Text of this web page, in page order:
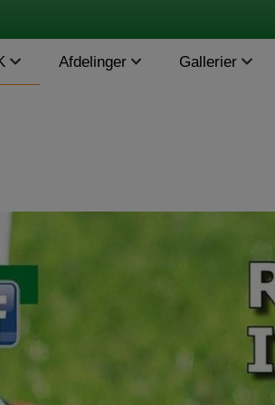
Afdelinger Gallerier